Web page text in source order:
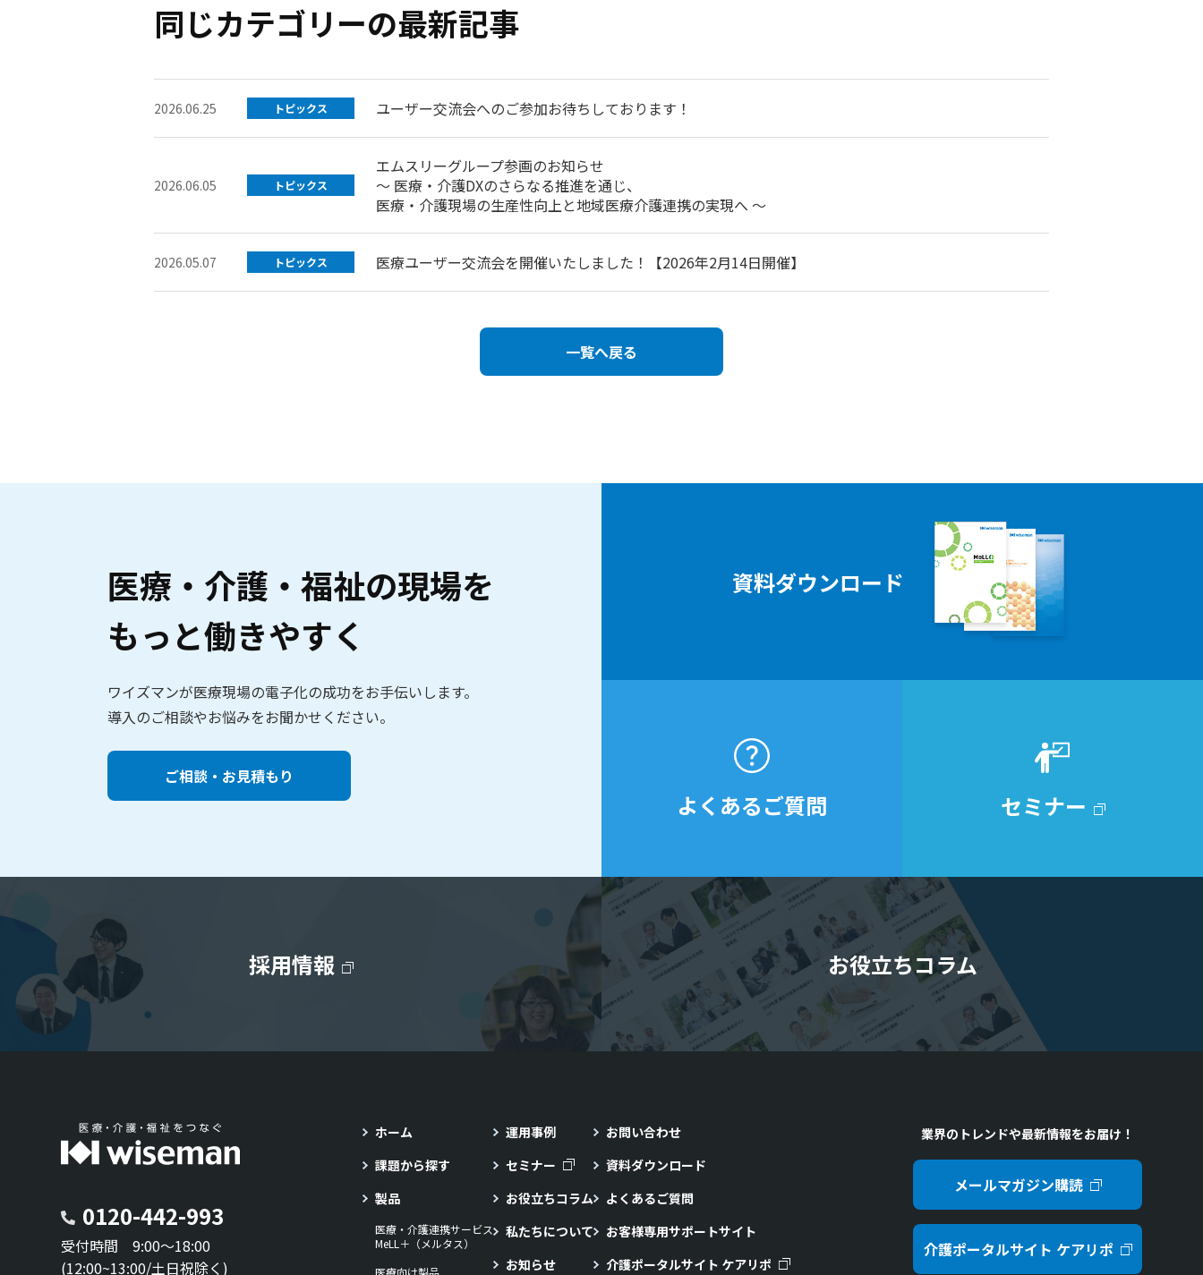
同じカテゴリーの最新記事
2026.06.25 トピックス ユーザー交流会へのご参加お待ちしております！
2026.06.05 トピックス
エムスリーグループ参画のお知らせ
～ 医療・介護DXのさらなる推進を通じ、
医療・介護現場の生産性向上と地域医療介護連携の実現へ ～
2026.05.07 トピックス 医療ユーザー交流会を開催いたしました！【2026年2月14日開催】
一覧へ戻る
医療・介護・福祉の現場を
もっと働きやすく
ワイズマンが医療現場の電子化の成功をお手伝いします。
導入のご相談やお悩みをお聞かせください。
ご相談・お見積もり
資料ダウンロード
よくあるご質問 セミナー
採用情報 お役立ちコラム
0120-442-993
受付時間 9:00～18:00
(12:00~13:00/土日祝除く)
ホーム
課題から探す
製品
医療・介護連携サービス
MeLL＋（メルタス）
医療向け製品
運用事例
セミナー
お役立ちコラム
私たちについて
お知らせ
お問い合わせ
資料ダウンロード
よくあるご質問
お客様専用サポートサイト
介護ポータルサイト ケアリポ
業界のトレンドや最新情報をお届け！
メールマガジン購読
介護ポータルサイト ケアリポ